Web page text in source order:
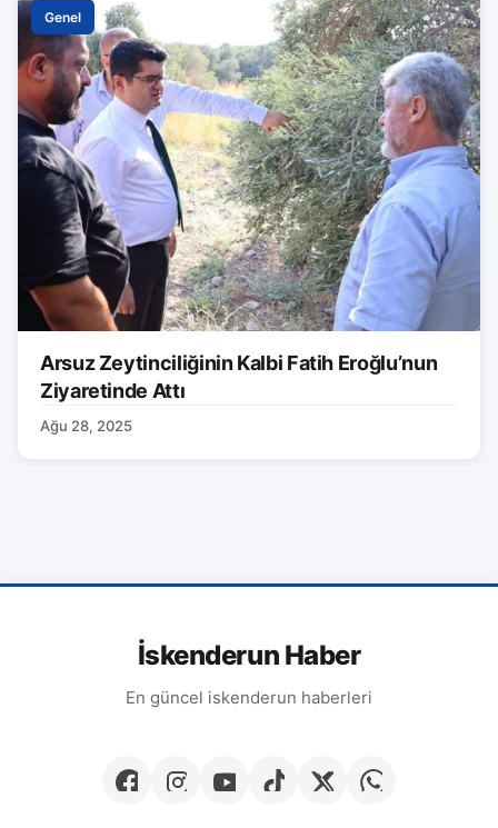
Genel
Arsuz Zeytinciliğinin Kalbi Fatih Eroğlu’nun
Ziyaretinde Attı
Ağu 28, 2025
İskenderun Haber
En güncel iskenderun haberleri